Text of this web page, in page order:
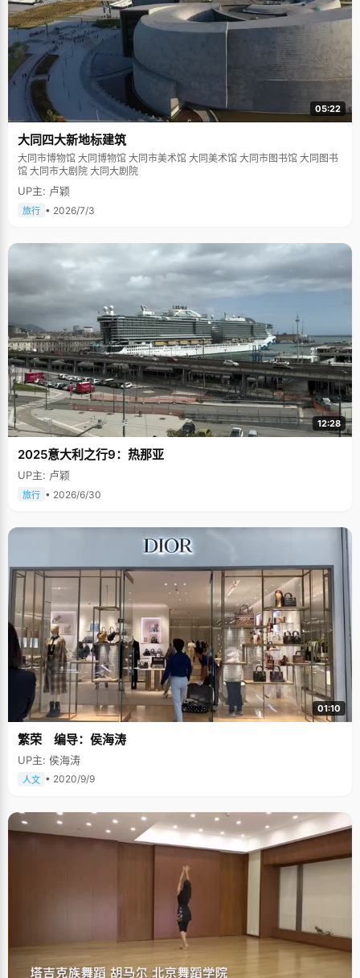
05:22
大同四大新地标建筑
大同市博物馆 大同博物馆 大同市美术馆 大同美术馆 大同市图书馆 大同图书
馆 大同市大剧院 大同大剧院
UP主: 卢颖
旅行 • 2026/7/3
12:28
2025意大利之行9：热那亚
UP主: 卢颖
旅行 • 2026/6/30
01:10
繁荣 编导：侯海涛
UP主: 侯海涛
人文 • 2020/9/9